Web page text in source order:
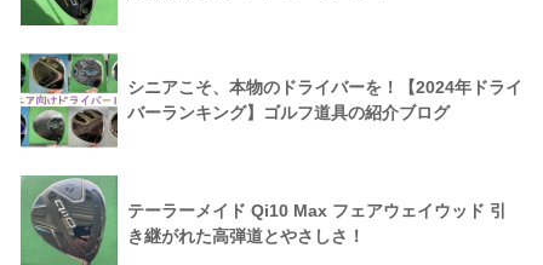
シニアこそ、本物のドライバーを！【2024年ドライ
バーランキング】ゴルフ道具の紹介ブログ
テーラーメイド Qi10 Max フェアウェイウッド 引
き継がれた高弾道とやさしさ！